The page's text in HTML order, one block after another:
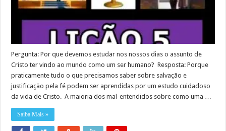
Pergunta: Por que devemos estudar nos nossos dias o assunto de
Cristo ter vindo ao mundo como um ser humano? Resposta: Porque
praticamente tudo o que precisamos saber sobre salvação e
justificação pela fé podem ser aprendidas por um estudo cuidadoso
da vida de Cristo. A maioria dos mal-entendidos sobre como uma …
Saiba Mais »